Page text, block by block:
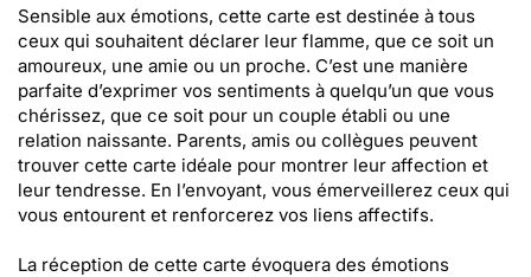
Sensible aux émotions, cette carte est destinée à tous
ceux qui souhaitent déclarer leur flamme, que ce soit un
amoureux, une amie ou un proche. C’est une manière
parfaite d’exprimer vos sentiments à quelqu’un que vous
chérissez, que ce soit pour un couple établi ou une
relation naissante. Parents, amis ou collègues peuvent
trouver cette carte idéale pour montrer leur affection et
leur tendresse. En l’envoyant, vous émerveillerez ceux qui
vous entourent et renforcerez vos liens affectifs.
La réception de cette carte évoquera des émotions